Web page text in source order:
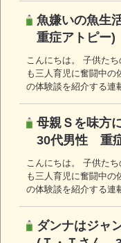
魚嫌いの魚生
重症アトピー)
こんにちは。 子供た
も三人育児に奮闘中
の体験談を紹介する
母親Ｓを味方
30代男性 重
こんにちは。 子供た
も三人育児に奮闘中
の体験談を紹介する
ダンナはジャ